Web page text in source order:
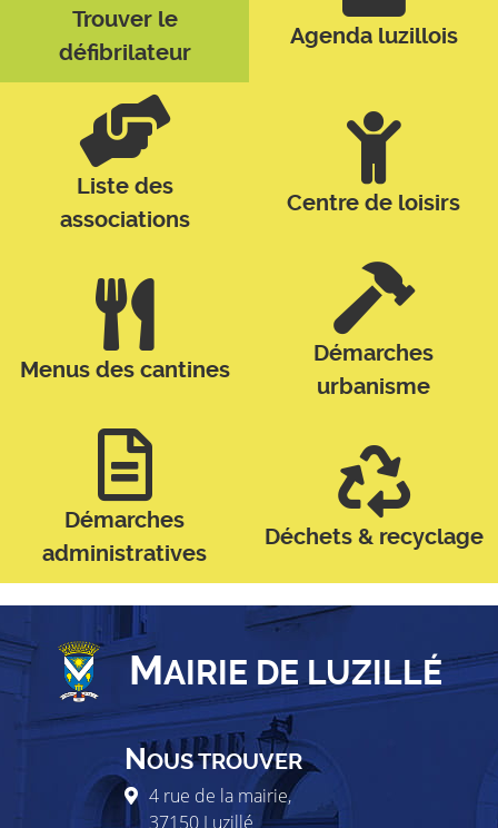
Trouver le
défibrilateur
Agenda luzillois
Liste des
associations
Centre de loisirs
Menus des cantines
Démarches
urbanisme
Démarches
administratives
Déchets & recyclage
MAIRIE DE LUZILLÉ
NOUS TROUVER
4 rue de la mairie,
37150 Luzillé